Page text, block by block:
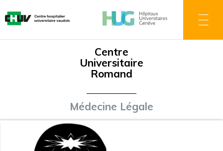
zum
Inhalt
Centre
Universitaire
Romand
Médecine Légale